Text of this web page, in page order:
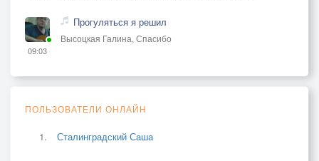
09:03
Прогуляться я решил
Высоцкая Галина, Спасибо
ПОЛЬЗОВАТЕЛИ ОНЛАЙН
Сталинградский Саша